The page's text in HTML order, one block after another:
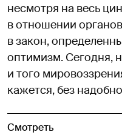
несмотря на весь
в отношении
в закон,
оптимизм. Сегодня,
и того
кажется, без
Смотреть